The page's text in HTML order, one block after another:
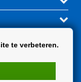
te verbeteren.